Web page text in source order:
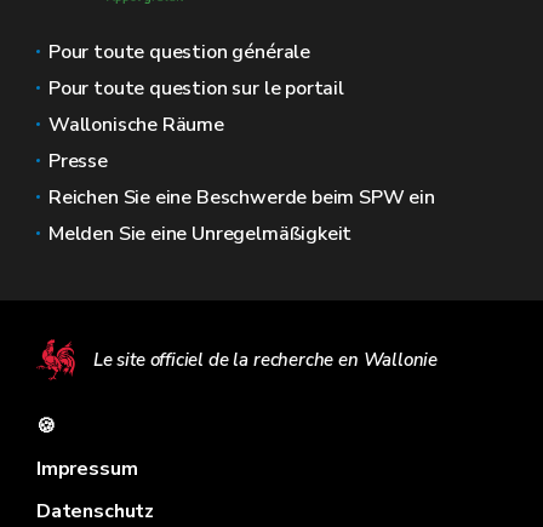
Pour toute question générale
Pour toute question sur le portail
Wallonische Räume
Presse
Reichen Sie eine Beschwerde beim SPW ein
Melden Sie eine Unregelmäßigkeit
Le site officiel de la recherche en Wallonie
🍪
Impressum
Datenschutz